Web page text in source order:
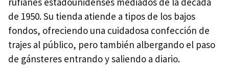
de 1950. Su tienda atiende a tipos de los bajos
fondos, ofreciendo una cuidadosa confección de
trajes al público, pero también albergando el paso
de gánsteres entrando y saliendo a diario.